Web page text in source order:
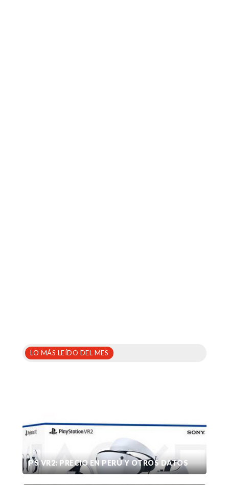
LO MÁS LEÍDO DEL MES
PS VR2: PRECIO EN PERÚ Y OTROS DATOS